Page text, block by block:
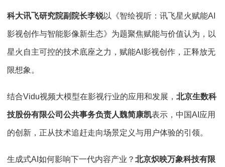
科大讯飞研究院副院长李锐以《智绘视听：讯飞星火赋能AI
影视创作与智能影像新生态》为题聚焦赋能与价值认为，以
星火自主可控的技术底座之力，赋能AI影视创作，正释放无
限想象。
结合Vidu视频大模型在影视行业的应用和发展， 北京生数科
技股份有限公司公共事务负责人魏简康凯表示，中国AI应用
的创新，正从技术追赶走向场景定义与用户体验的引领。
生成式AI如何影响下一代内容产业？ 北京炽映万象科技有限